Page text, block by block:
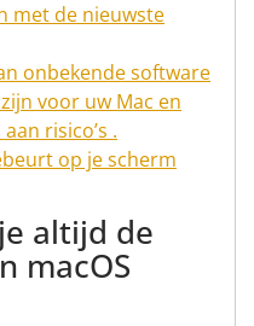
met de nieuwste
onbekende software
voor uw Mac en
risico’s .
op je scherm
altijd de
macOS